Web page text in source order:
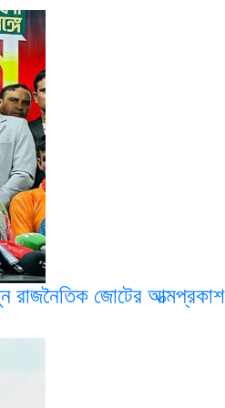
রাজনৈতিক জোটের আত্মপ্রকাশ